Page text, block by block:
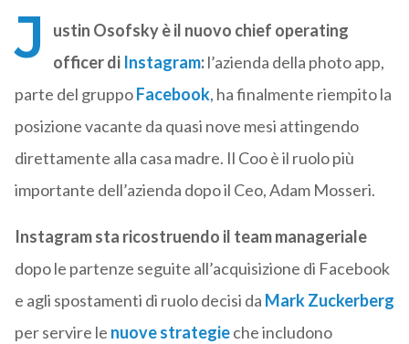
J
ustin Osofsky è il nuovo chief operating
officer di Instagram:l’azienda della photo app,
parte del gruppoFacebook, ha finalmente riempito la
posizione vacante da quasi nove mesi attingendo
direttamente alla casa madre. Il Coo è il ruolo più
importante dell’azienda dopo il Ceo, Adam Mosseri.
Instagram sta ricostruendo il team manageriale
dopo le partenze seguite all’acquisizione di Facebook
e agli spostamenti di ruolo decisi da Mark Zuckerberg
per servire le nuove strategieche includono